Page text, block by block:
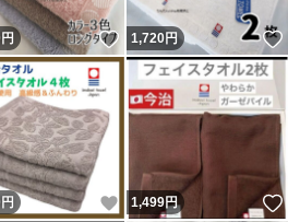
！
円 いいね！
1,720円
！
円 いいね！
1,499円